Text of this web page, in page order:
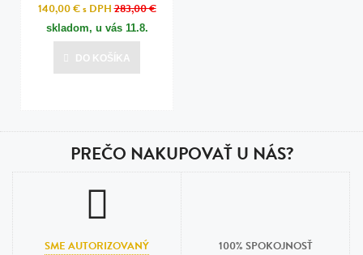
140,00 €s DPH283,00 €
skladom, u vás 11.8.
DO KOŠÍKA
PREČO NAKUPOVAŤ U NÁS?
SME AUTORIZOVANÝ
100% SPOKOJNOSŤ